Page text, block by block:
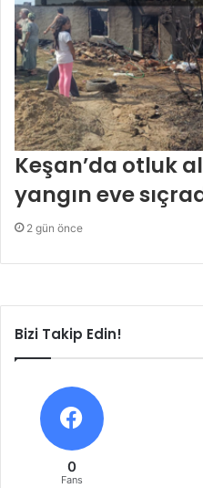
Keşan’da otluk
yangın eve
2 gün önce
Bizi Takip Edin!
0
Fans